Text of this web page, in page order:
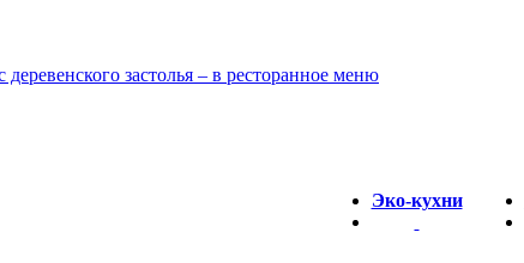
деревенского застолья – в ресторанное меню
Эко-кухни